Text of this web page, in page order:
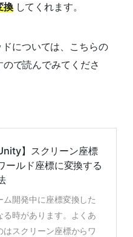
換してくれます。
については、こちらの
で読んでみてくださ
Unity】スクリーン座標
ールド座標に変換する
ム開発中に座標変換した
る時があります。よくあ
はスクリーン座標からワ